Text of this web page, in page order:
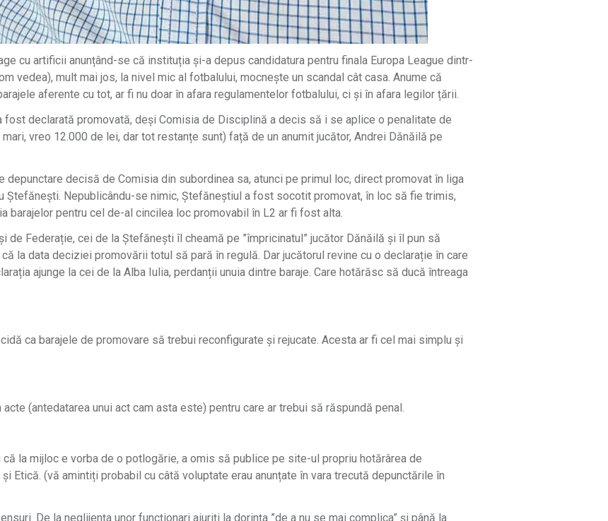
cu artificii anunțând-se că instituția și-a depus candidatura pentru finala Europa League dintr-
vedea), mult mai jos, la nivel mic al fotbalului, mocnește un scandal cât casa. Anume că
aferente cu tot, ar fi nu doar în afara regulamentelor fotbalului, ci și în afara legilor țării.
fost declarată promovată, deși Comisia de Disciplină a decis să i se aplice o penalitate de
vreo 12.000 de lei, dar tot restanțe sunt) față de un anumit jucător, Andrei Dănăilă pe
depunctare decisă de Comisia din subordinea sa, atunci pe primul loc, direct promovat în liga
Ștefănești. Nepublicându-se nimic, Ștefăneștiul a fost socotit promovat, în loc să fie trimis,
barajelor pentru cel de-al cincilea loc promovabil în L2 ar fi fost alta.
de Federație, cei de la Ștefănești îl cheamă pe ”împricinatul” jucător Dănăilă și îl pun să
la data deciziei promovării totul să pară în regulă. Dar jucătorul revine cu o declarație în care
ajunge la cei de la Alba Iulia, perdanții unuia dintre baraje. Care hotărăsc să ducă întreaga
ca barajele de promovare să trebui reconfigurate și rejucate. Acesta ar fi cel mai simplu și
(antedatarea unui act cam asta este) pentru care ar trebui să răspundă penal.
la mijloc e vorba de o potlogărie, a omis să publice pe site-ul propriu hotărârea de
Etică. (vă amintiți probabil cu câtă voluptate erau anunțate în vara trecută depunctările în
De la neglijența unor funcționari aiuriți la dorința ”de a nu se mai complica” și până la